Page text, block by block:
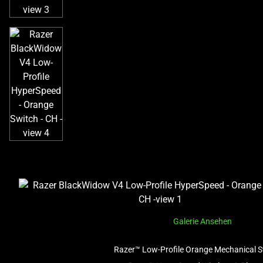
Galerie Ansehen
Razer™ Low-Profile Orange Mechanical